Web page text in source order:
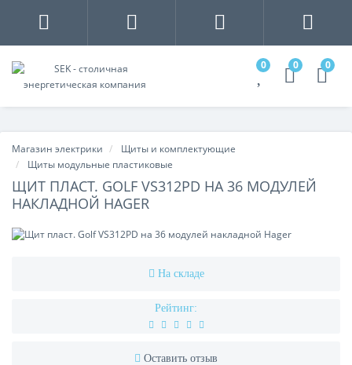
0 0 0
Магазин электрики
Щиты и комплектующие
Щиты модульные пластиковые
ЩИТ ПЛАСТ. GOLF VS312PD НА 36 МОДУЛЕЙ
НАКЛАДНОЙ HAGER
На складе
Рейтинг:
Оставить отзыв